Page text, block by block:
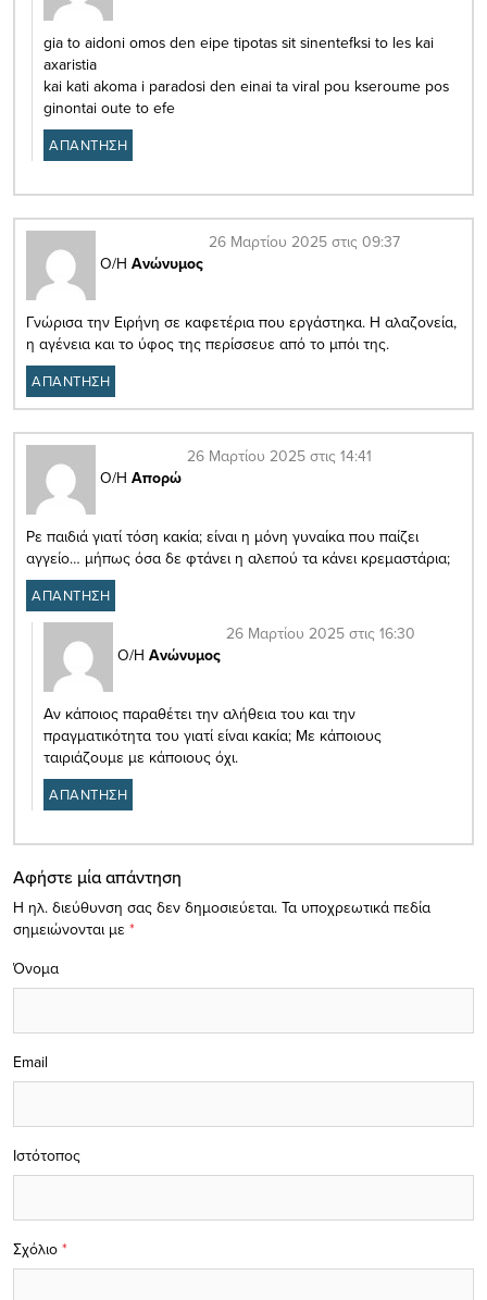
gia to aidoni omos den eipe tipotas sit sinentefksi to les kai
axaristia
kai kati akoma i paradosi den einai ta viral pou kseroume pos
ginontai oute to efe
ΑΠΑΝΤΗΣΗ
Ο/Η Ανώνυμος
26 Μαρτίου 2025 στις 09:37
Γνώρισα την Ειρήνη σε καφετέρια που εργάστηκα. Η αλαζονεία,
η αγένεια και το ύφος της περίσσευε από το μπόι της.
ΑΠΑΝΤΗΣΗ
Ο/Η Απορώ
26 Μαρτίου 2025 στις 14:41
Ρε παιδιά γιατί τόση κακία; είναι η μόνη γυναίκα που παίζει
αγγείο… μήπως όσα δε φτάνει η αλεπού τα κάνει κρεμαστάρια;
ΑΠΑΝΤΗΣΗ
Ο/Η Ανώνυμος
26 Μαρτίου 2025 στις 16:30
Αν κάποιος παραθέτει την αλήθεια του και την
πραγματικότητα του γιατί είναι κακία; Με κάποιους
ταιριάζουμε με κάποιους όχι.
ΑΠΑΝΤΗΣΗ
Αφήστε μία απάντηση
Η ηλ. διεύθυνση σας δεν δημοσιεύεται. Τα υποχρεωτικά πεδία
σημειώνονται με *
Σχόλιο *
Όνομα
Email
Ιστότοπος